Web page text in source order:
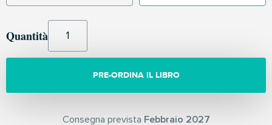
Quantità
PRE-ORDINA IL LIBRO
Consegna prevista Febbraio 2027